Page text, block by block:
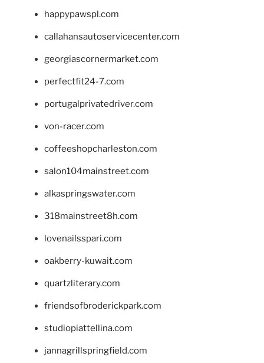
happypawspl.com
callahansautoservicecenter.com
georgiascornermarket.com
perfectfit24-7.com
portugalprivatedriver.com
von-racer.com
coffeeshopcharleston.com
salon104mainstreet.com
alkaspringswater.com
318mainstreet8h.com
lovenailsspari.com
oakberry-kuwait.com
quartzliterary.com
friendsofbroderickpark.com
studiopiattellina.com
jannagrillspringfield.com